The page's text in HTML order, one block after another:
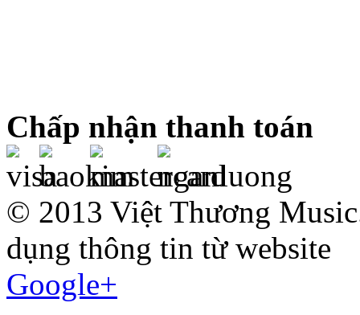
Chấp nhận thanh toán
© 2013 Việt Thương
dụng thông tin từ website
Google+